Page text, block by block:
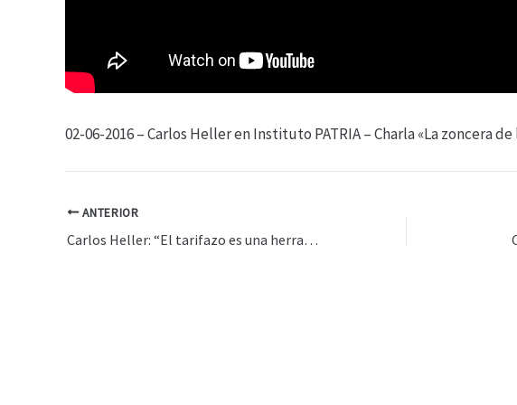
02-06-2016 – Carlos Heller en Instituto PATRIA – Charla «La zoncera
ANTERIOR
Carlos Heller: “El tarifazo es una herramienta del ajuste”